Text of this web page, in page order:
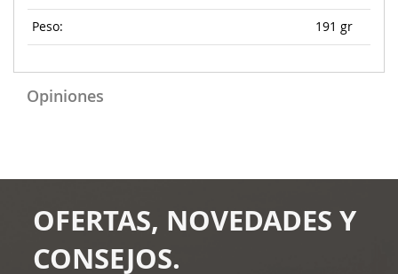
Peso: 191 gr
Opiniones
OFERTAS, NOVEDADES Y
CONSEJOS.